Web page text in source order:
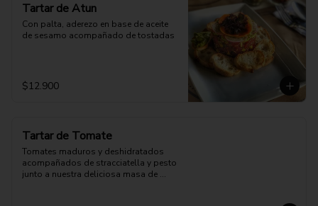
Tartar de Atun
Con palta, aderezo en base de aceite
de sesamo acompañado de tostadas
$12.900
Tartar de Tomate
Tomates maduros y deshidratados
acompañados de stracciatella y pesto
junto a nuestra deliciosa masa de